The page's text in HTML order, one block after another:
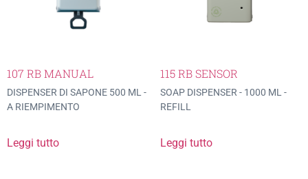
107 RB MANUAL
DISPENSER DI SAPONE 500 ML -
A RIEMPIMENTO
Leggi tutto
115 RB SENSOR
SOAP DISPENSER - 1000 ML -
REFILL
Leggi tutto